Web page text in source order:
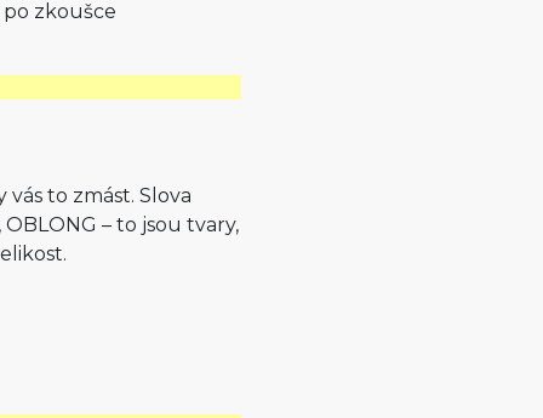
po zkoušce
vás to zmást. Slova
OBLONG – to jsou tvary,